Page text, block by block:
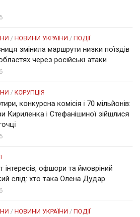
/ НОВИНИ УКРАЇНИ / ПОДІЇ
змінила маршрути низки поїздів
через російські атаки
/ КОРУПЦІЯ
конкурсна комісія і 70 мільйонів:
Кириленка і Стефанішиної зійшлися
інтересів, офшори та ймовріний
слід: хто така Олена Дудар
/ НОВИНИ УКРАЇНИ / ПОДІЇ